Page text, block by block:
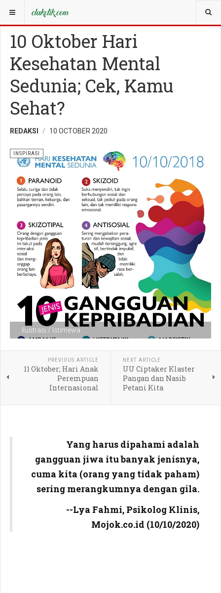
YOU ARE HERE: INSPIRASI
10 Oktober Hari
Kesehatan Mental
Sedunia; Cek, Kamu
Sehat?
REDAKSI 10 OCTOBER 2020
Ilustrasi / Istimewa
INSPIRASI
PREVIOUS ARTICLE
11 Oktober; Hari Anak
Perempuan
Internasional
NEXT ARTICLE
UU Ciptaker Klaster
Pangan dan Nasib
Petani Kita
Yang harus dipahami adalah
gangguan jiwa itu banyak jenisnya,
cuma kita (orang yang tidak paham)
sering merangkumnya dengan gila.
--Lya Fahmi, Psikolog Klinis,
Mojok.co.id (10/10/2020)